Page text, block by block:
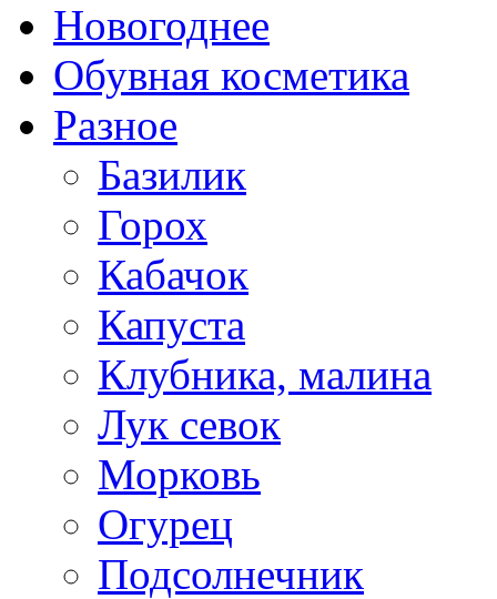
Новогоднее
Обувная косметика
Разное
Базилик
Горох
Кабачок
Капуста
Клубника, малина
Лук севок
Морковь
Огурец
Подсолнечник